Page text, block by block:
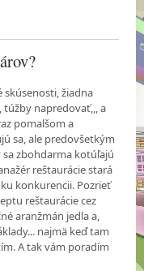
skúsenosti, žiadna
túžby napredovať,,, a
pomalšom a
sa, ale predovšetkým
sa zbohdarma kotúľajú
reštaurácie stará
konkurencii. Pozrieť
reštaurácie cez
aranžmán jedla a,
najmä keď tam
A tak vám poradím